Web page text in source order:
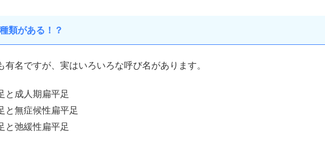
類がある！？
有名ですが、実はいろいろな呼び名があります。
と成人期扁平足
と無症候性扁平足
と弛緩性扁平足